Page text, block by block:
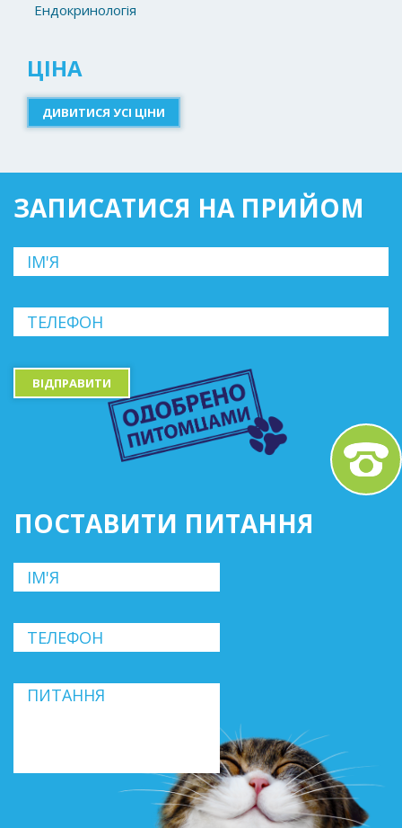
Ендокринологія
ЦІНА
ДИВИТИСЯ УСІ ЦІНИ
ЗАПИСАТИСЯ НА ПРИЙОМ
ВІДПРАВИТИ
ПОСТАВИТИ ПИТАННЯ